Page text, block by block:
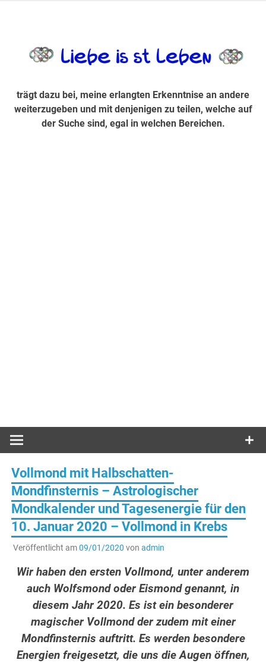
Suche sind, egal in welchen Bereichen.
trägt dazu bei, meine erlangten Erkenntnise an andere
weiterzugeben und mit denjenigen zu teilen, welche auf
der Suche sind, egal in welchen Bereichen.
Vollmond mit Halbschatten-
Mondfinsternis – Astrologischer
Mondkalender und Tagesenergie für den
10. Januar 2020 – Vollmond in Krebs
Veröffentlicht am09/01/2020 von admin
Wir haben den ersten Vollmond, unter anderem
auch Wolfsmond oder Eismond genannt, in
diesem Jahr 2020. Es ist ein besonderer
magischer Vollmond der zudem mit einer
Mondfinsternis auftritt. Es werden besondere
Energien freigesetzt, die uns die Augen öffnen,